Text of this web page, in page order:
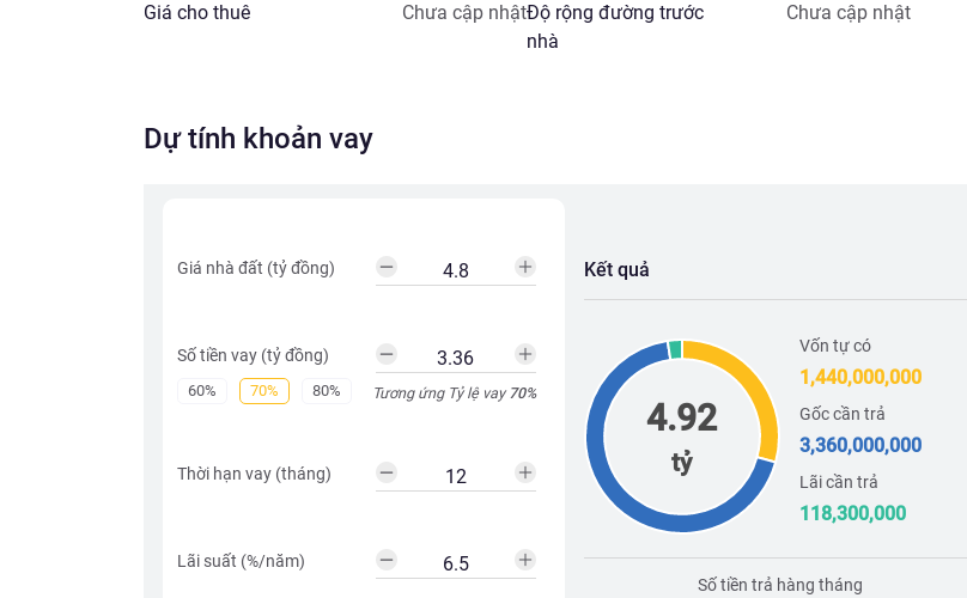
💰 Giá chỉ: 4.8 tỷ (Có thương lượng cho khách thiện chí).
#NhàĐấtTâyHồ #BánNhàAnDương #NhàPhốÔTô #BấtĐộngSảnHàNội #NhàĐẹpGiáTốt #NhàSổĐỏ
Giá cho thuê Chưa cập nhậtĐộ rộng đường trước
nhà
Chưa cập nhật
Dự tính khoản vay
Giá nhà đất (tỷ đồng)
Số tiền vay (tỷ đồng)
60% 70% 80% Tương ứng Tỷ lệ vay70%
Thời hạn vay (tháng)
Lãi suất (%/năm)
Kết quả
4.92
tỷ
Vốn tự có
1,440,000,000
Gốc cần trả
3,360,000,000
Lãi cần trả
118,300,000
Số tiền trả hàng tháng